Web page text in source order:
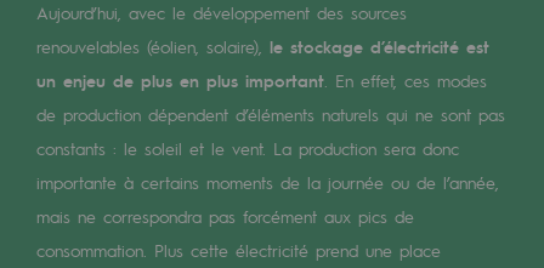
Notre organisation
Gouvernance
Indicateurs
Publications institutionnelles
Où nous trouver
Aujourd’hui, avec le développement des sources
renouvelables (éolien, solaire), le stockage d’électricité est
un enjeu de plus en plus important . En effet, ces modes
de production dépendent d’éléments naturels qui ne sont pas
constants : le soleil et le vent. La production sera donc
importante à certains moments de la journée ou de l’année,
mais ne correspondra pas forcément aux pics de
consommation. Plus cette électricité prend une place